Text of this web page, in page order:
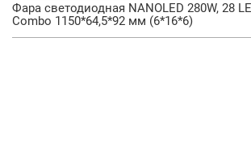
Фара светодиодная NANOLED 280W, 28
Combo 1150*64,5*92 мм (6*16*6)